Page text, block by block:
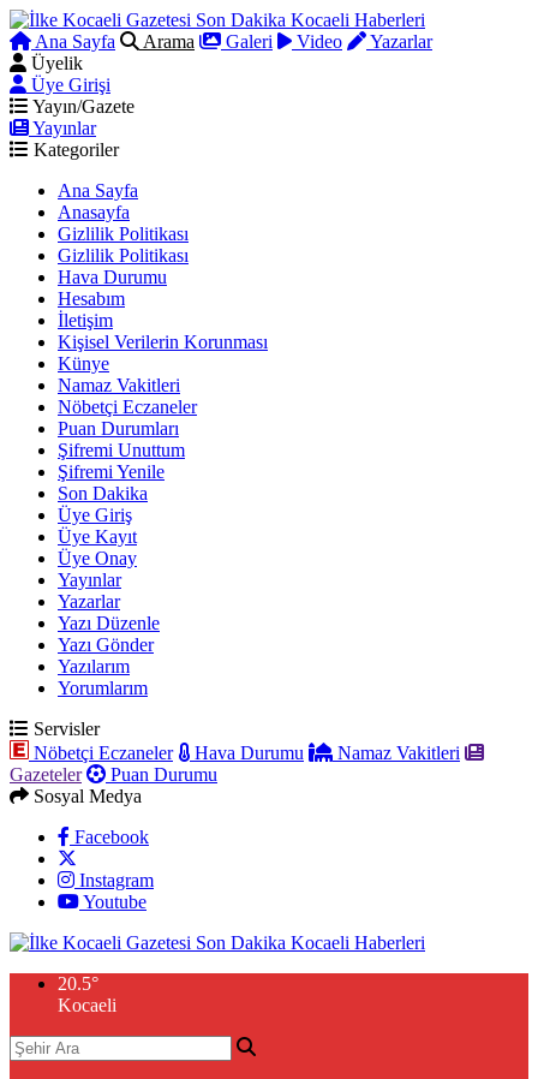
Ana Sayfa Arama Galeri Video
Yazarlar
Üyelik
Üye Girişi
Yayın/Gazete
Yayınlar
Kategoriler
Ana Sayfa
Anasayfa
Gizlilik Politikası
Gizlilik Politikası
Hava Durumu
Hesabım
İletişim
Kişisel Verilerin Korunması
Künye
Namaz Vakitleri
Nöbetçi Eczaneler
Puan Durumları
Şifremi Unuttum
Şifremi Yenile
Son Dakika
Üye Giriş
Üye Kayıt
Üye Onay
Yayınlar
Yazarlar
Yazı Düzenle
Yazı Gönder
Yazılarım
Yorumlarım
Servisler
Nöbetçi Eczaneler
Hava Durumu
Namaz Vakitleri
Gazeteler
Puan Durumu
Sosyal Medya
Facebook
Instagram
Youtube
20.5°
Kocaeli